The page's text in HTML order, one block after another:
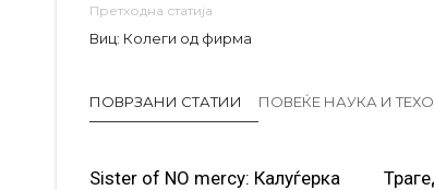
Претходна статија
Виц: Колеги од фирма
ПОВРЗАНИ СТАТИИ ПОВЕЌЕ НАУКА И
Sister of NO mercy: Калуѓерка